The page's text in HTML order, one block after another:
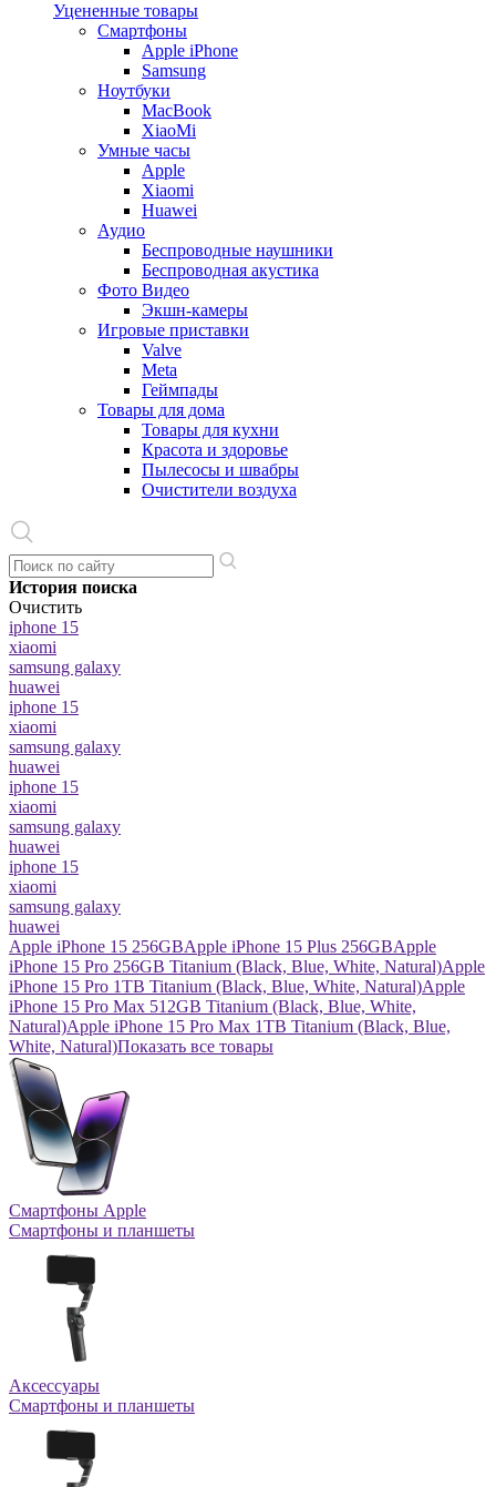
Уцененные товары
Cмартфоны
Apple iPhone
Samsung
Ноутбуки
MacBook
XiaoMi
Умные часы
Apple
Xiaomi
Huawei
Аудио
Беспроводные наушники
Беспроводная акустика
Фото Видео
Экшн-камеры
Игровые приставки
Valve
Meta
Геймпады
Товары для дома
Товары для кухни
Красота и здоровье
Пылесосы и швабры
Очистители воздуха
История поиска
Очистить
iphone 15
xiaomi
samsung galaxy
huawei
iphone 15
xiaomi
samsung galaxy
huawei
iphone 15
xiaomi
samsung galaxy
huawei
iphone 15
xiaomi
samsung galaxy
huawei
Apple iPhone 15 256GBApple iPhone 15 Plus 256GBApple
iPhone 15 Pro 256GB Titanium (Black, Blue, White, Natural)Apple
iPhone 15 Pro 1TB Titanium (Black, Blue, White, Natural)Apple
iPhone 15 Pro Max 512GB Titanium (Black, Blue, White,
Natural)Apple iPhone 15 Pro Max 1TB Titanium (Black, Blue,
White, Natural)Показать все товары
Смартфоны Apple
Смартфоны и планшеты
Аксессуары
Смартфоны и планшеты